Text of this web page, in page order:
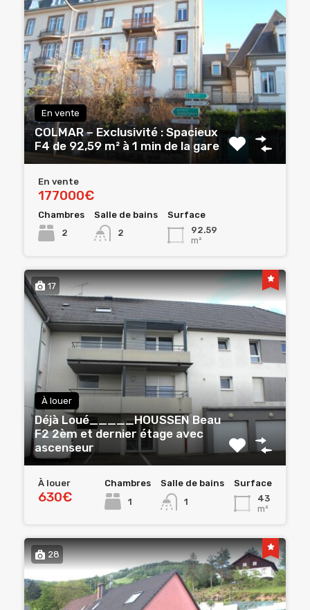
En vente
COLMAR – Exclusivité : Spacieux
F4 de 92,59 m² à 1 min de la gare
En vente
177000€
Chambres
2
Salle de bains
2
Surface
92.59
m²
17
À louer
Déjà Loué_____HOUSSEN Beau
F2 2èm et dernier étage avec
ascenseur
À louer
630€
Chambres
1
Salle de bains
1
Surface
43
m²
28